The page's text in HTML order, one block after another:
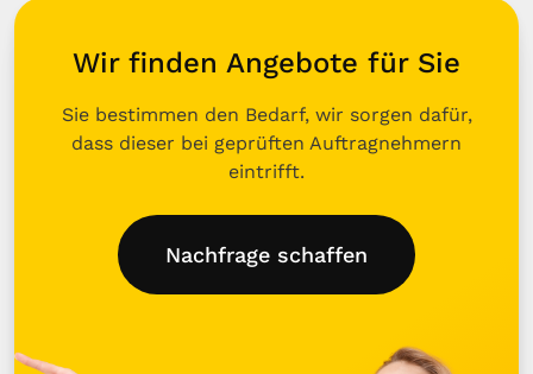
Wir finden Angebote für Sie
Sie bestimmen den Bedarf, wir sorgen dafür,
dass dieser bei geprüften Auftragnehmern
eintrifft.
Nachfrage schaffen